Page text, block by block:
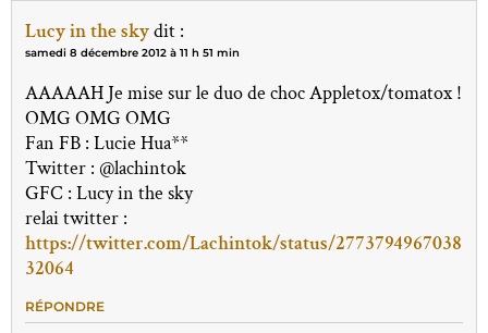
Lucy in the skydit :
samedi 8 décembre 2012 à 11 h 51 min
AAAAAH Je mise sur le duo de choc Appletox/tomatox !
OMG OMG OMG
Fan FB : Lucie Hua**
Twitter : @lachintok
GFC : Lucy in the sky
relai twitter :
https://twitter.com/Lachintok/status/2773794967038
32064
RÉPONDRE